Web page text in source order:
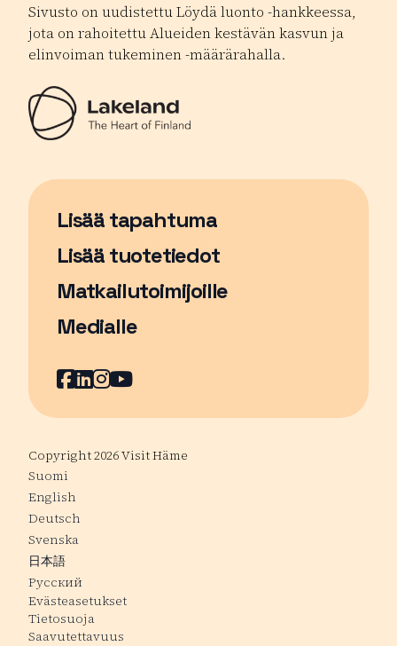
Sivusto on uudistettu Löydä luonto -hankkeessa,
jota on rahoitettu Alueiden kestävän kasvun ja
elinvoiman tukeminen -määrärahalla.
Lisää tapahtuma
Sivu avautuu uudessa ikkunassa
Lisää tuotetiedot
Matkailutoimijoille
Medialle
Facebook
Sivu avautuu uudessa ikkunassa
LinkedIn
Sivu avautuu uudessa ikkunassa
Instagram
Sivu avautuu uudessa
YouTube
Sivu avautuu uudessa
Copyright 2026 Visit Häme
Suomi
English
Deutsch
Svenska
日本語
Русский
Evästeasetukset
Tietosuoja
Saavutettavuus